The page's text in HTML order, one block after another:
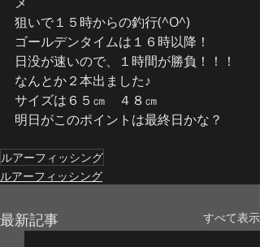
狙いで１５時からの釣行(^O^)
ゴールデンタイムは１６時以降！
日没が速いので、１時間が勝負！！！
なんとか２本出ました♪
サイズは６５㎝　４８㎝
明日がこのポイントは最終日かな？
ルアーフィッシング
ルアーフィッシング
最新記事 すべて表示